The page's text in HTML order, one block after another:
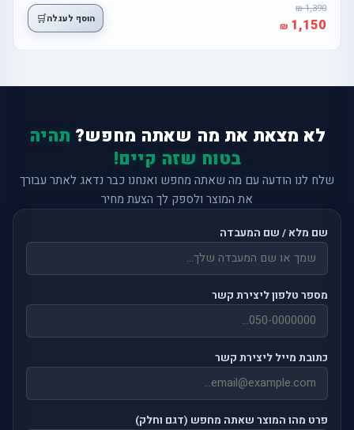
1,390
1,150 הוסף לעגלה🛒
לא מצאת את מה שאתה מחפש? תהיה
בטוח שזה קיים!
שלח לנו הודעה עם מה שאתה מחפש ואנחנו כבר נדאג לאתר עבורך
את המוצר ולספק לך הצעת מחיר
שם מלא / שם המעבדה
מספר טלפון ליצירת קשר
כתובת מייל ליצירת קשר
פרט מהו המוצר שאתה מחפש (דגם וחלק)